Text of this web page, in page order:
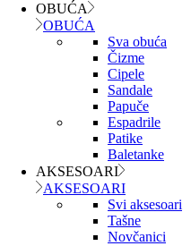
OBUĆA
OBUĆA
Sva obuća
Čizme
Cipele
Sandale
Papuče
Espadrile
Patike
Baletanke
AKSESOARI
AKSESOARI
Svi aksesoari
Tašne
Novčanici